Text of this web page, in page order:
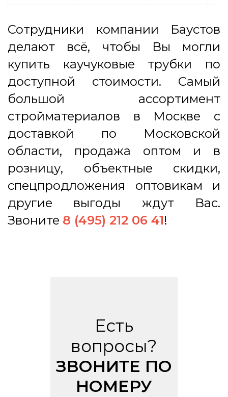
Сотрудники компании Баустов
делают всё, чтобы Вы могли
купить каучуковые трубки по
доступной стоимости. Самый
большой ассортимент
стройматериалов в Москве с
доставкой по Московской
области, продажа оптом и в
розницу, объектные скидки,
спецпродложения оптовикам и
другие выгоды ждут Вас.
Звоните 8 (495) 212 06 41!
Есть
вопросы?
ЗВОНИТЕ ПО
НОМЕРУ